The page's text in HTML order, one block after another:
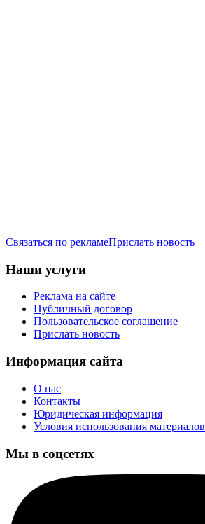
Связаться по рекламеПрислать новость
Наши услуги
Реклама на сайте
Публичный договор
Пользовательское соглашение
Прислать новость
Информация сайта
О нас
Контакты
Юридическая информация
Условия использования материалов
Мы в соцсетях